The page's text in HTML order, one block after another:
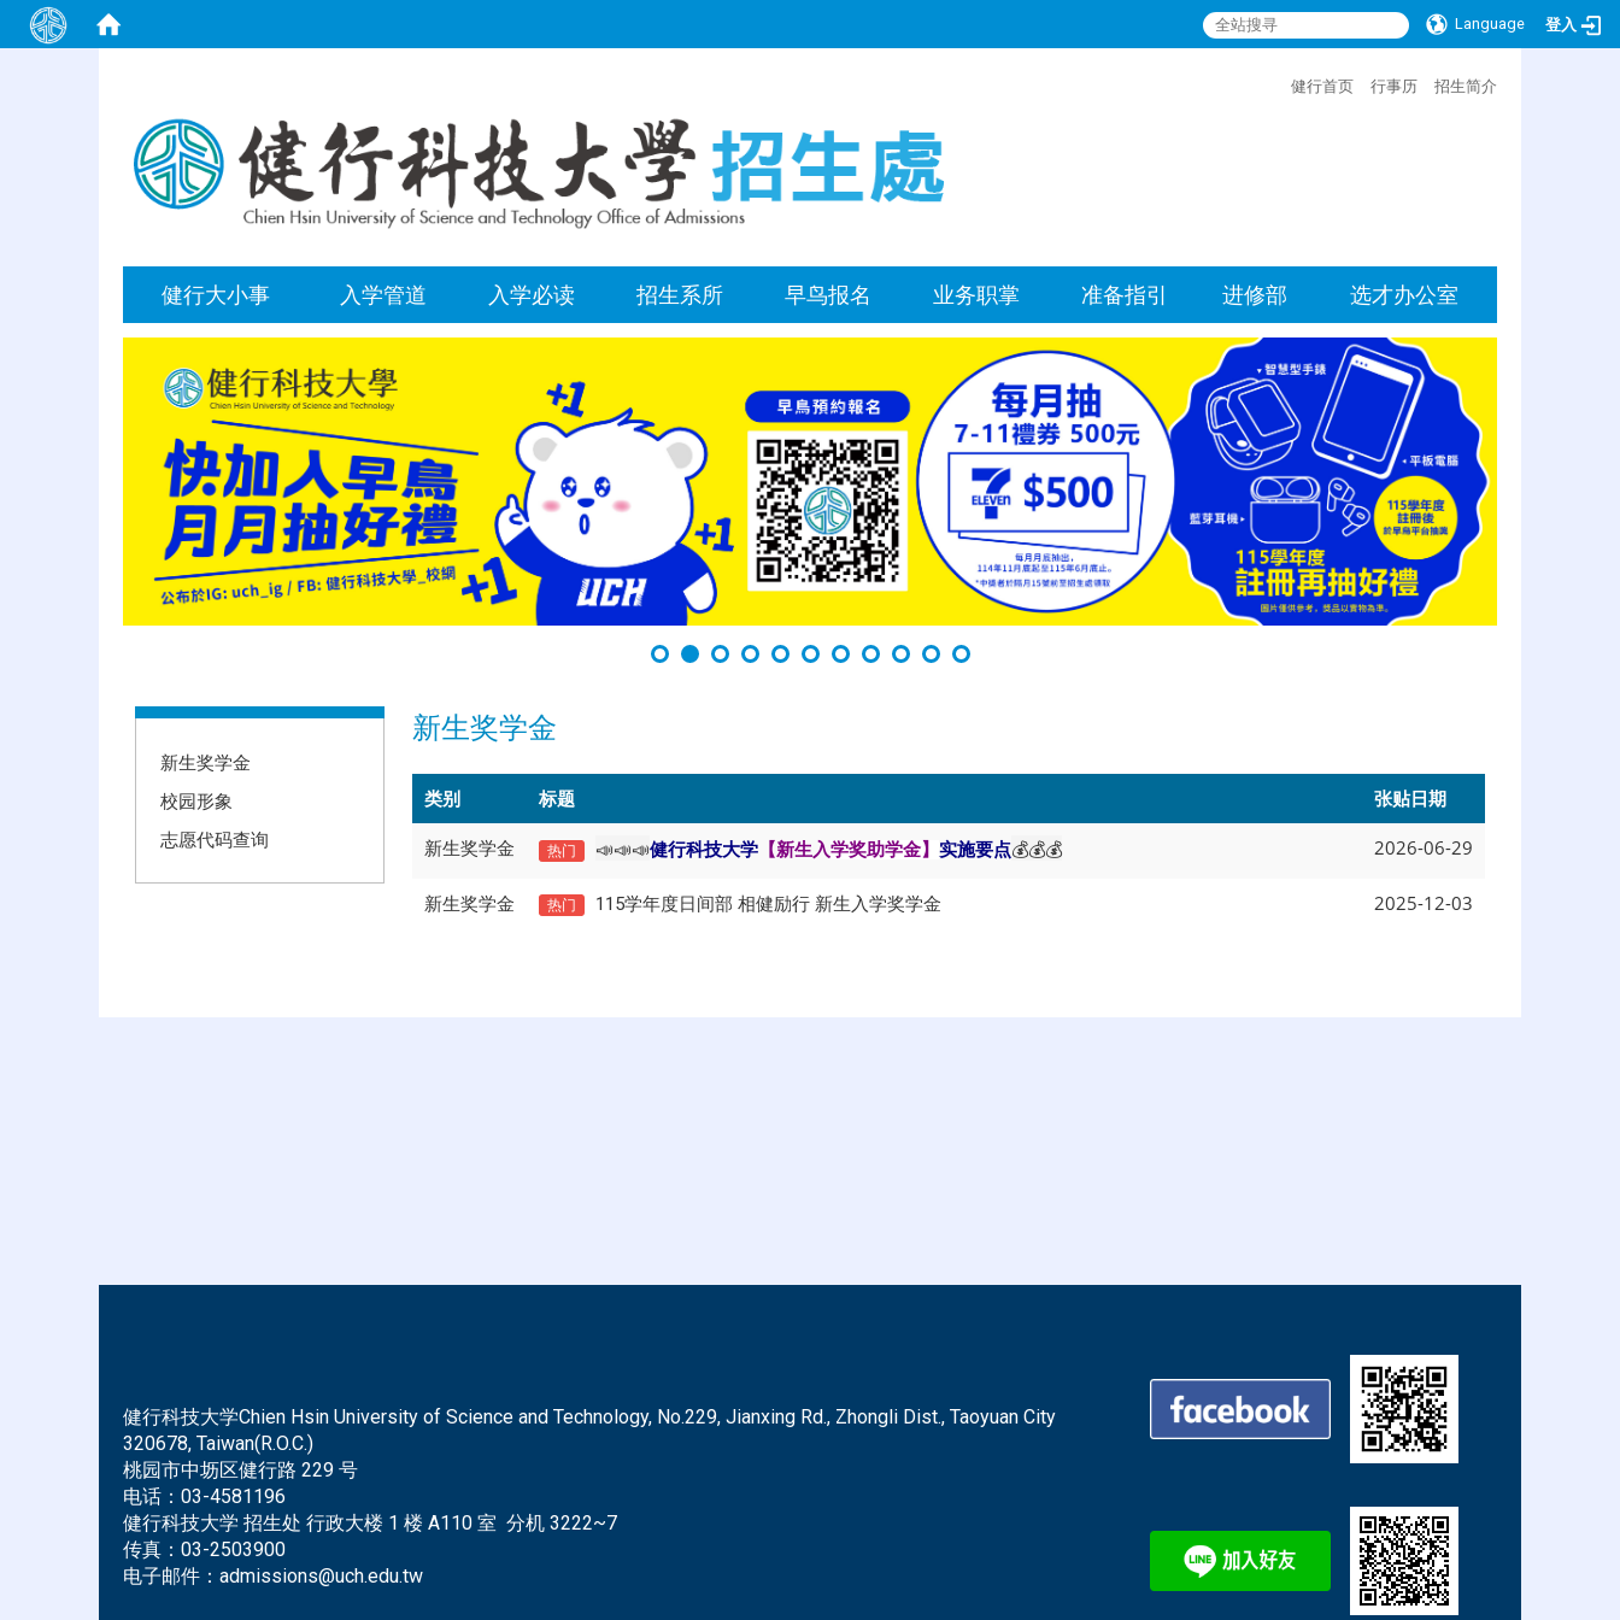
Language 登入
健行首页 行事历 招生简介
健行大小事 入学管道 入学必读 招生系所 早鸟报名 业务职掌 准备指引 进修部 选才办公室
新生奖学金
校园形象
志愿代码查询
新生奖学金
类别 标题 张贴日期
新生奖学金 热门 📣📣📣健行科技大学【新生入学奖助学金】 实施要点💰💰💰 2026-06-29
新生奖学金 热门 115学年度日间部 相健励行 新生入学奖学金 2025-12-03
健行科技大学Chien Hsin University of Science and Technology, No.229, Jianxing Rd., Zhongli Dist., Taoyuan City
320678, Taiwan(R.O.C.)
桃园市中坜区健行路 229 号
电话： 03-4581196
健行科技大学 招生处 行政大楼 1 楼 A110 室 分机 3222~7
传真： 03-2503900
电子邮件： admissions@uch.edu.tw